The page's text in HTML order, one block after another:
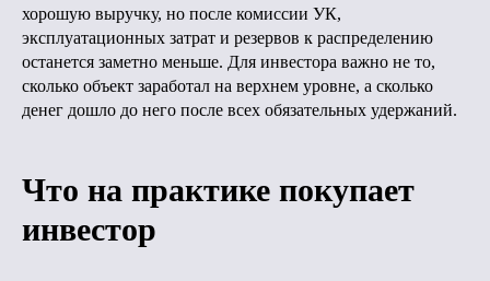
хорошую выручку, но после комиссии УК,
эксплуатационных затрат и резервов к распределению
останется заметно меньше. Для инвестора важно не то,
сколько объект заработал на верхнем уровне, а сколько
денег дошло до него после всех обязательных удержаний.
Что на практике покупает
инвестор